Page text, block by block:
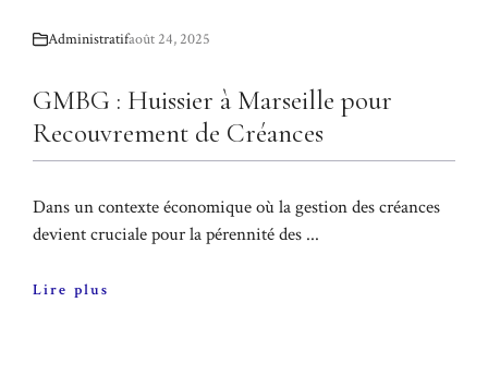
Administratifaoût 24, 2025
GMBG : Huissier à Marseille pour
Recouvrement de Créances
Dans un contexte économique où la gestion des créances
devient cruciale pour la pérennité des ...
Lire plus